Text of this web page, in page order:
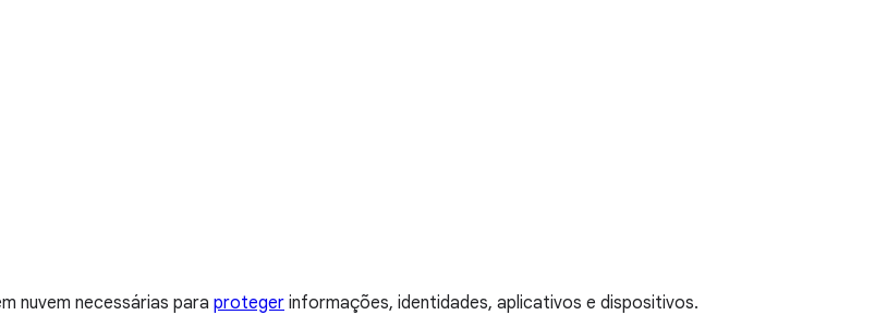
nuvem necessárias para proteger informações, identidades, aplicativos e dispositivos.